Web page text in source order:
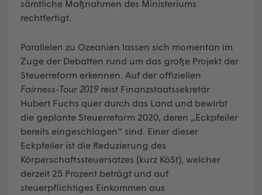
sämtliche Maßnahmen des Ministeriums
rechtfertigt.
Parallelen zu Ozeanien lassen sich momentan im
Zuge der Debatten rund um das große Projekt der
Steuerreform erkennen. Auf der offiziellen
Fairness-Tour 2019 reist Finanzstaatssekretär
Hubert Fuchs quer durch das Land und bewirbt
die geplante Steuerreform 2020, deren „Eckpfeiler
bereits eingeschlagen“ sind. Einer dieser
Eckpfeiler ist die Reduzierung des
Körperschaftssteuersatzes (kurz KöSt), welcher
derzeit 25 Prozent beträgt und auf
steuerpflichtiges Einkommen aus